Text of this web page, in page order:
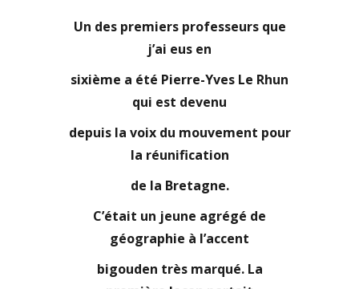
Un des premiers professeurs que
j’ai eus en
sixième a été Pierre-Yves Le Rhun
qui est devenu
depuis la voix du mouvement pour
la réunification
de la Bretagne.
C’était un jeune agrégé de
géographie à l’accent
bigouden très marqué. La